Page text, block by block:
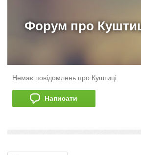
Форум про
Немає повідомлень про Куштиці
Написати